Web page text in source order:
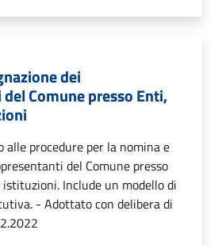
dei
Comune presso Enti,
alle procedure per la nomina e
del Comune presso
Include un modello di
- Adottato con delibera di